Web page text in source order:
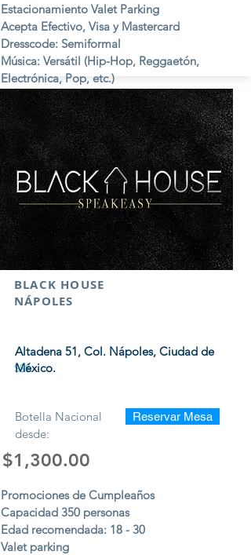
Estacionamiento Valet Parking
Acepta Efectivo, Visa y Mastercard
Dresscode: Semiformal
Música: Versátil (Hip-Hop, Reggaetón,
Electrónica, Pop, etc.)
Viernes y Sábados
BLACK HOUSE
NÁPOLES
$$$
Altadena 51, Col. Nápoles, Ciudad de
México.
Botella Nacional
desde:
Reservar Mesa
$1,300.00
Promociones de Cumpleaños
Capacidad 350 personas
Edad recomendada: 18 - 30
Valet parking